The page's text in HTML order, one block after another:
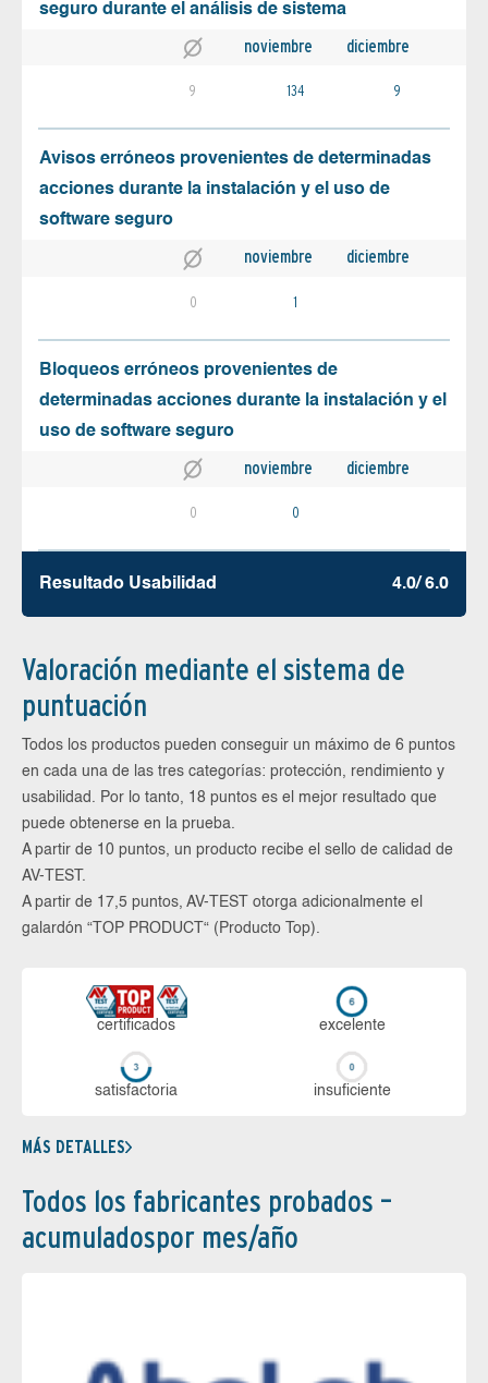
seguro durante el análisis de sistema
noviembre diciembre
9 134 9
Avisos erróneos provenientes de determinadas
acciones durante la instalación y el uso de
software seguro
noviembre diciembre
0 1
Bloqueos erróneos provenientes de
determinadas acciones durante la instalación y el
uso de software seguro
noviembre diciembre
0 0
Resultado Usabilidad 4.0/ 6.0
Valoración mediante el sistema de
puntuación
Todos los productos pueden conseguir un máximo de 6 puntos
en cada una de las tres categorías: protección, rendimiento y
usabilidad. Por lo tanto, 18 puntos es el mejor resultado que
puede obtenerse en la prueba.
A partir de 10 puntos, un producto recibe el sello de calidad de
AV-TEST.
A partir de 17,5 puntos, AV-TEST otorga adicionalmente el
galardón “TOP PRODUCT“ (Producto Top).
certi­ficados ex­ce­len­te
sa­tis­fac­to­ria in­su­fi­cien­te
MÁS DETALLES
Todos los fabricantes probados –
acumuladospor mes/año